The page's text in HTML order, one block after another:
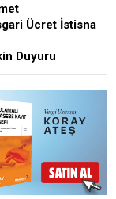
Ücret İstisna
Duyuru